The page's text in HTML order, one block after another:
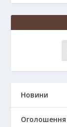
Новини
Оголошення